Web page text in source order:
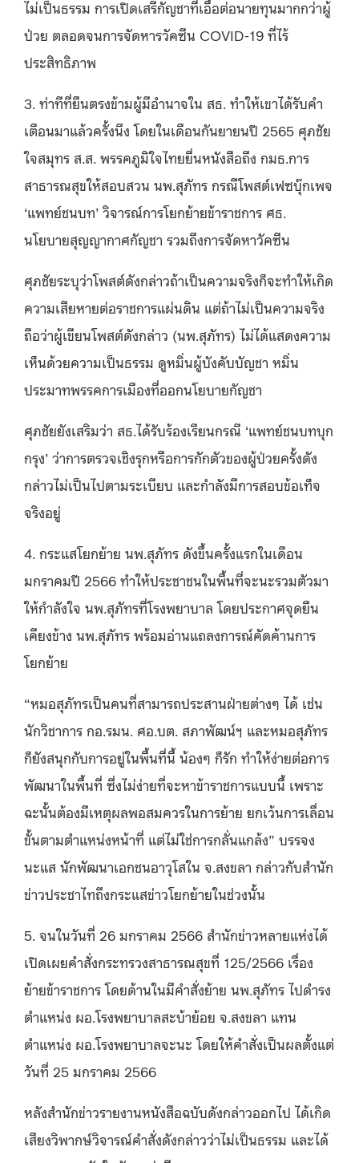
ไม่เป็นธรรม การเปิดเสรีกัญชาที่เอื้อต่อนายทุนมากกว่าผู้
ป่วย ตลอดจนการจัดหารวัคซีน COVID-19 ที่ไร้
ประสิทธิภาพ
3. ท่าทีที่ยืนตรงข้ามผู้มีอำนาจใน สธ. ทำให้เขาได้รับคำ
เตือนมาแล้วครั้งนึง โดยในเดือนกันยายนปี 2565 ศุภชัย
ใจสมุทร ส.ส. พรรคภูมิใจไทยยื่นหนังสือถึง กมธ.การ
สาธารณสุขให้สอบสวน นพ.สุภัทร กรณีโพสต์เฟซบุ๊กเพจ
‘แพทย์ชนบท’ วิจารณ์การโยกย้ายข้าราชการ ศธ.
นโยบายสุญญากาศกัญชา รวมถึงการจัดหาวัคซีน
ศุภชัยระบุว่าโพสต์ดังกล่าวถ้าเป็นความจริงก็จะทำให้เกิด
ความเสียหายต่อราชการแผ่นดิน แต่ถ้าไม่เป็นความจริง
ถือว่าผู้เขียนโพสต์ดังกล่าว (นพ.สุภัทร) ไม่ได้แสดงความ
เห็นด้วยความเป็นธรรม ดูหมิ่นผู้บังคับบัญชา หมิ่น
ประมาทพรรคการเมืองที่ออกนโยบายกัญชา
ศุภชัยยังเสริมว่า สธ.ได้รับร้องเรียนกรณี ‘แพทย์ชนบทบุก
กรุง’ ว่าการตรวจเชิงรุกหรือการกักตัวของผู้ป่วยครั้งดัง
กล่าวไม่เป็นไปตามระเบียบ และกำลังมีการสอบข้อเท็จ
จริงอยู่
4. กระแสโยกย้าย นพ.สุภัทร ดังขึ้นครั้งแรกในเดือน
มกราคมปี 2566 ทำให้ประชาชนในพื้นที่จะนะรวมตัวมา
ให้กำลังใจ นพ.สุภัทรที่โรงพยาบาล โดยประกาศจุดยืน
เคียงข้าง นพ.สุภัทร พร้อมอ่านแถลงการณ์คัดค้านการ
โยกย้าย
“หมอสุภัทรเป็นคนที่สามารถประสานฝ่ายต่างๆ ได้ เช่น
นักวิชาการ กอ.รมน. ศอ.บต. สภาพัฒน์ฯ และหมอสุภัทร
ก็ยังสนุกกับการอยู่ในพื้นที่นี้ น้องๆ ก็รัก ทำให้ง่ายต่อการ
พัฒนาในพื้นที่ ซึ่งไม่ง่ายที่จะหาข้าราชการแบบนี้ เพราะ
ฉะนั้นต้องมีเหตุผลพอสมควรในการย้าย ยกเว้นการเลื่อน
ขั้นตามตำแหน่งหน้าที่ แต่ไม่ใช่การกลั่นแกล้ง” บรรจง
นะแส นักพัฒนาเอกชนอาวุโสใน จ.สงขลา กล่าวกับสำนัก
ข่าวประชาไทถึงกระแสข่าวโยกย้ายในช่วงนั้น
5. จนในวันที่ 26 มกราคม 2566 สำนักข่าวหลายแห่งได้
เปิดเผยคำสั่งกระทรวงสาธารณสุขที่ 125/2566 เรื่อง
ย้ายข้าราชการ โดยด้านในมีคำสั่งย้าย นพ.สุภัทร ไปดำรง
ตำแหน่ง ผอ.โรงพยาบาลสะบ้าย้อย จ.สงขลา แทน
ตำแหน่ง ผอ.โรงพยาบาลจะนะ โดยให้คำสั่งเป็นผลตั้งแต่
วันท่ี 25 มกราคม 2566
หลังสำนักข่าวรายงานหนังสือฉบับดังกล่าวออกไป ได้เกิด
เสียงวิพากษ์วิจารณ์คำสั่งดังกล่าวว่าไม่เป็นธรรม และได้